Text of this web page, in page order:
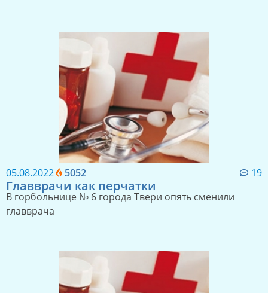
05.08.2022 5052 19
Главврачи как перчатки
В горбольнице № 6 города Твери опять сменили
главврача